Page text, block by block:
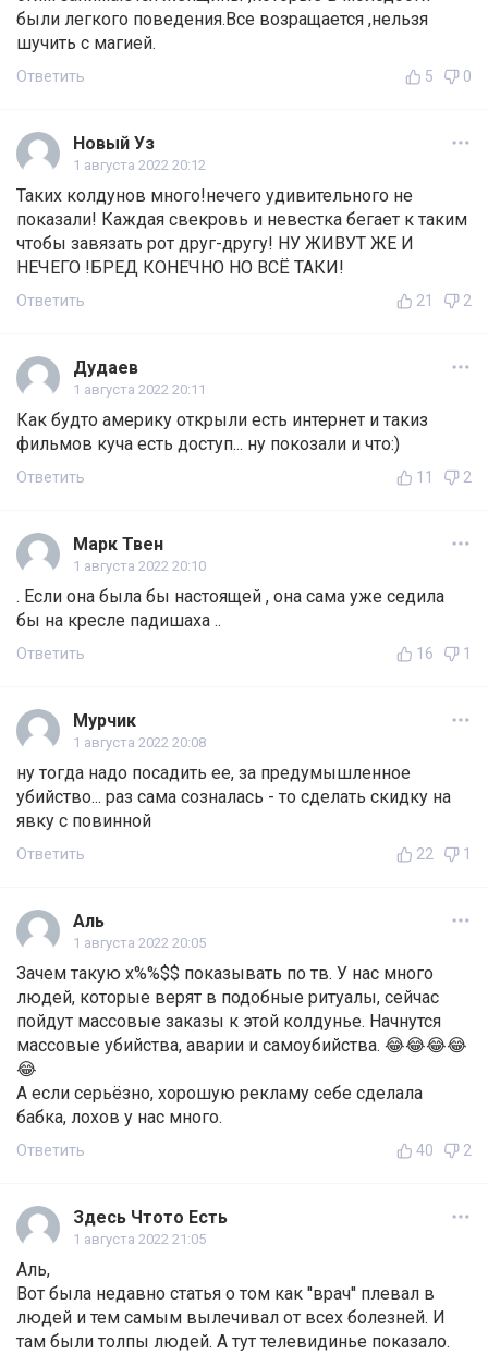
были легкого поведения.Все возращается ,нельзя
шучить с магией.
Ответить 5 0
Новый Уз
1 августа 2022 20:12
Таких колдунов много!нечего удивительного не
показали! Каждая свекровь и невестка бегает к таким
чтобы завязать рот друг-другу! НУ ЖИВУТ ЖЕ И
НЕЧЕГО !БРЕД КОНЕЧНО НО ВСЁ ТАКИ!
Ответить 21 2
Дудаев
1 августа 2022 20:11
Как будто америку открыли есть интернет и такиз
фильмов куча есть доступ... ну покозали и что:)
Ответить 11 2
Марк Твен
1 августа 2022 20:10
. Если она была бы настоящей , она сама уже седила
бы на кресле падишаха ..
Ответить 16 1
Мурчик
1 августа 2022 20:08
ну тогда надо посадить ее, за предумышленное
убийство... раз сама созналась - то сделать скидку на
явку с повинной
Ответить 22 1
Аль
1 августа 2022 20:05
Зачем такую х%%$$ показывать по тв. У нас много
людей, которые верят в подобные ритуалы, сейчас
пойдут массовые заказы к этой колдунье. Начнутся
массовые убийства, аварии и самоубийства. 😂😂😂😂
😂
А если серьёзно, хорошую рекламу себе сделала
бабка, лохов у нас много.
Ответить 40 2
Здесь Чтото Есть
1 августа 2022 21:05
Аль,
Вот была недавно статья о том как ''врач'' плевал в
людей и тем самым вылечивал от всех болезней. И
там были толпы людей. А тут телевидинье показало.